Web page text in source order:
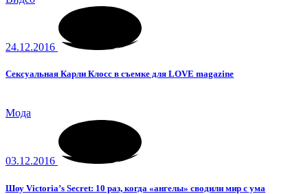
24.12.2016
Сексуальная Карли Клосс в съемке для LOVE magazine
Мода
03.12.2016
Шоу Victoria’s Secret: 10 раз, когда «ангелы» сводили мир с ума